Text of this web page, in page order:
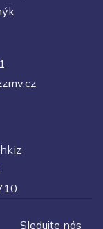
Sledujte nás